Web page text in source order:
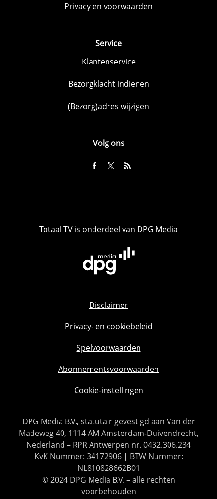
Privacy en voorwaarden
Service
Klantenservice
Bezorgklacht indienen
(Bezorg)adres wijzigen
Volg ons
Totaal TV is onderdeel van DPG Media
Disclaimer
Privacy- en cookiebeleid
Spelvoorwaarden
Abonnementsvoorwaarden
Cookie-instellingen
DPG Media B.V., statutair gevestigd aan Van der
Madeweg 40, 1114 AM Amsterdam-Duivendrecht,
Nederland – RPR Antwerpen nr. 0432.306.234
KvK Nummer: 34172906 | BTW Nummer:
NL810828662B01
© 2024 DPG Media B.V. – alle rechten
voorbehouden